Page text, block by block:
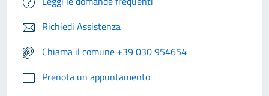
Richiedi Assistenza
Chiama il comune +39 030 954654
Prenota un appuntamento